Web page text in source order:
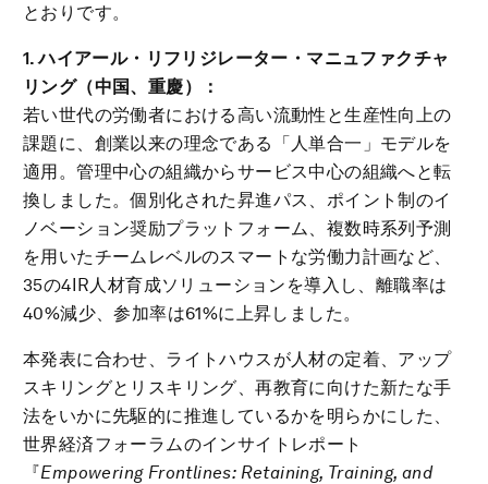
とおりです。
1. ハイアール・リフリジレーター・マニュファクチャ
リング（中国、重慶）：
若い世代の労働者における高い流動性と生産性向上の
課題に、創業以来の理念である「人単合一」モデルを
適用。管理中心の組織からサービス中心の組織へと転
換しました。個別化された昇進パス、ポイント制のイ
ノベーション奨励プラットフォーム、複数時系列予測
を用いたチームレベルのスマートな労働力計画など、
35の4IR人材育成ソリューションを導入し、離職率は
40%減少、参加率は61%に上昇しました。
本発表に合わせ、ライトハウスが人材の定着、アップ
スキリングとリスキリング、再教育に向けた新たな手
法をいかに先駆的に推進しているかを明らかにした、
世界経済フォーラムのインサイトレポート
『Empowering Frontlines: Retaining, Training, and